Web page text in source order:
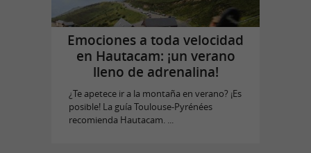
Emociones a toda velocidad
en Hautacam: ¡un verano
lleno de adrenalina!
¿Te apetece ir a la montaña en verano? ¡Es
posible! La guía Toulouse-Pyrénées
recomienda Hautacam. ...